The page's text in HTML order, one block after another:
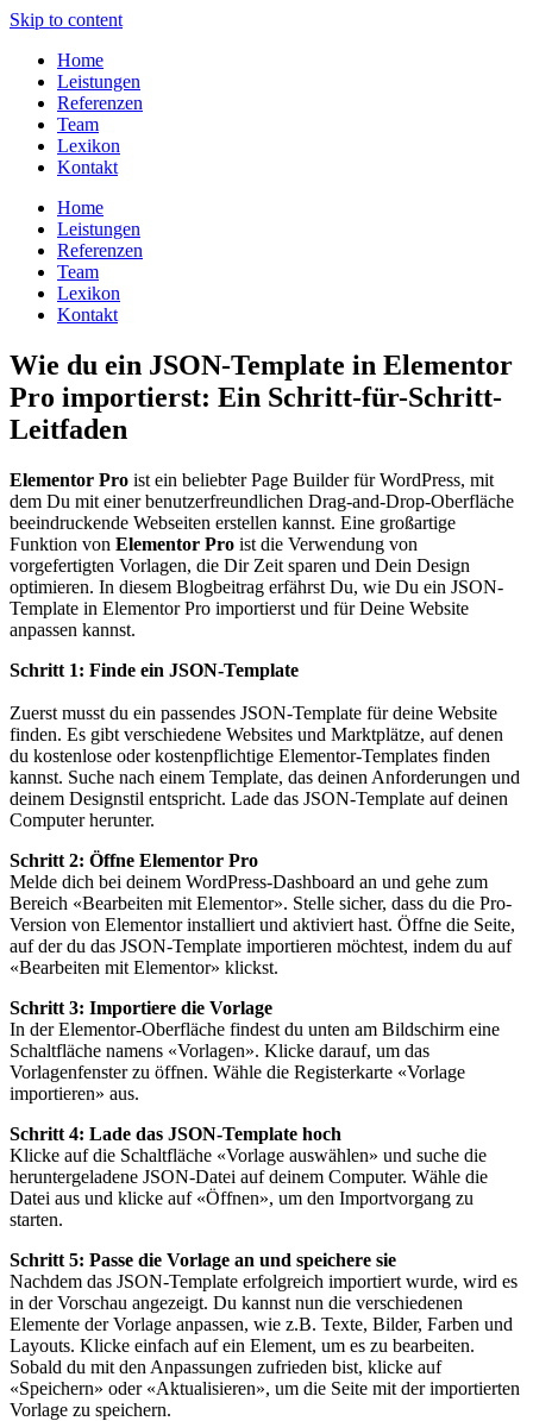
Skip to content
Home
Leistungen
Referenzen
Team
Lexikon
Kontakt
Home
Leistungen
Referenzen
Team
Lexikon
Kontakt
Wie du ein JSON-Template in Elementor
Pro importierst: Ein Schritt-für-Schritt-
Leitfaden
Elementor Pro ist ein beliebter Page Builder für WordPress, mit
dem Du mit einer benutzerfreundlichen Drag-and-Drop-Oberfläche
beeindruckende Webseiten erstellen kannst. Eine großartige
Funktion von Elementor Pro ist die Verwendung von
vorgefertigten Vorlagen, die Dir Zeit sparen und Dein Design
optimieren. In diesem Blogbeitrag erfährst Du, wie Du ein JSON-
Template in Elementor Pro importierst und für Deine Website
anpassen kannst.
Schritt 1: Finde ein JSON-Template
Zuerst musst du ein passendes JSON-Template für deine Website
finden. Es gibt verschiedene Websites und Marktplätze, auf denen
du kostenlose oder kostenpflichtige Elementor-Templates finden
kannst. Suche nach einem Template, das deinen Anforderungen und
deinem Designstil entspricht. Lade das JSON-Template auf deinen
Computer herunter.
Schritt 2: Öffne Elementor Pro
Melde dich bei deinem WordPress-Dashboard an und gehe zum
Bereich «Bearbeiten mit Elementor». Stelle sicher, dass du die Pro-
Version von Elementor installiert und aktiviert hast. Öffne die Seite,
auf der du das JSON-Template importieren möchtest, indem du auf
«Bearbeiten mit Elementor» klickst.
Schritt 3: Importiere die Vorlage
In der Elementor-Oberfläche findest du unten am Bildschirm eine
Schaltfläche namens «Vorlagen». Klicke darauf, um das
Vorlagenfenster zu öffnen. Wähle die Registerkarte «Vorlage
importieren» aus.
Schritt 4: Lade das JSON-Template hoch
Klicke auf die Schaltfläche «Vorlage auswählen» und suche die
heruntergeladene JSON-Datei auf deinem Computer. Wähle die
Datei aus und klicke auf «Öffnen», um den Importvorgang zu
starten.
Schritt 5: Passe die Vorlage an und speichere sie
Nachdem das JSON-Template erfolgreich importiert wurde, wird es
in der Vorschau angezeigt. Du kannst nun die verschiedenen
Elemente der Vorlage anpassen, wie z.B. Texte, Bilder, Farben und
Layouts. Klicke einfach auf ein Element, um es zu bearbeiten.
Sobald du mit den Anpassungen zufrieden bist, klicke auf
«Speichern» oder «Aktualisieren», um die Seite mit der importierten
Vorlage zu speichern.